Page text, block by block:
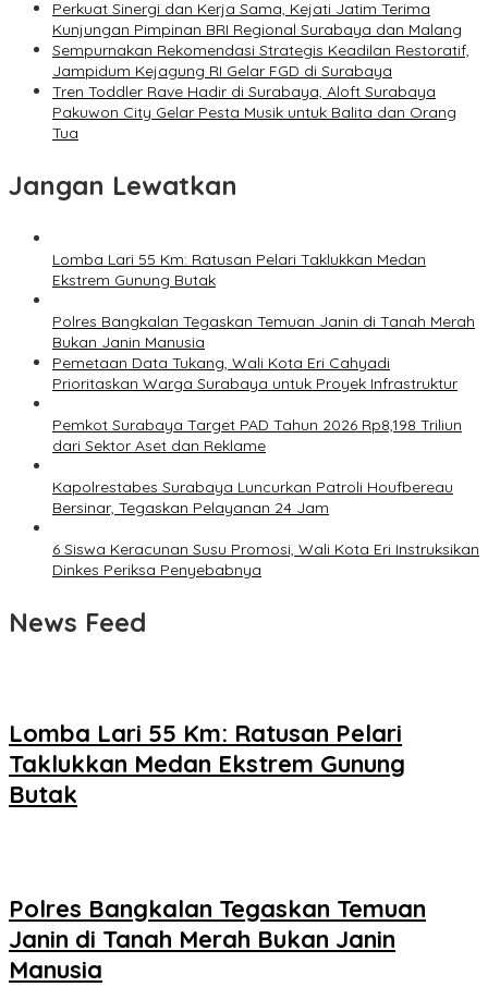
Perkuat Sinergi dan Kerja Sama, Kejati Jatim Terima
Kunjungan Pimpinan BRI Regional Surabaya dan Malang
Sempurnakan Rekomendasi Strategis Keadilan Restoratif,
Jampidum Kejagung RI Gelar FGD di Surabaya
Tren Toddler Rave Hadir di Surabaya, Aloft Surabaya
Pakuwon City Gelar Pesta Musik untuk Balita dan Orang
Tua
Jangan Lewatkan
Lomba Lari 55 Km: Ratusan Pelari Taklukkan Medan
Ekstrem Gunung Butak
Polres Bangkalan Tegaskan Temuan Janin di Tanah Merah
Bukan Janin Manusia
Pemetaan Data Tukang, Wali Kota Eri Cahyadi
Prioritaskan Warga Surabaya untuk Proyek Infrastruktur
Pemkot Surabaya Target PAD Tahun 2026 Rp8,198 Triliun
dari Sektor Aset dan Reklame
Kapolrestabes Surabaya Luncurkan Patroli Houfbereau
Bersinar, Tegaskan Pelayanan 24 Jam
6 Siswa Keracunan Susu Promosi, Wali Kota Eri Instruksikan
Dinkes Periksa Penyebabnya
News Feed
Lomba Lari 55 Km: Ratusan Pelari
Taklukkan Medan Ekstrem Gunung
Butak
Polres Bangkalan Tegaskan Temuan
Janin di Tanah Merah Bukan Janin
Manusia